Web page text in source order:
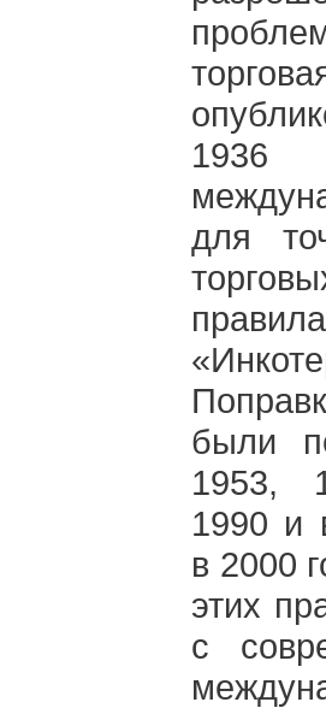
для
были
1953,
1990 и
в 2000
этих
с